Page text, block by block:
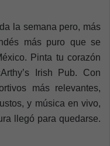
la semana pero, más
más puro que se
Pinta tu corazón
Irish Pub. Con
más relevantes,
y música en vivo,
llegó para quedarse.